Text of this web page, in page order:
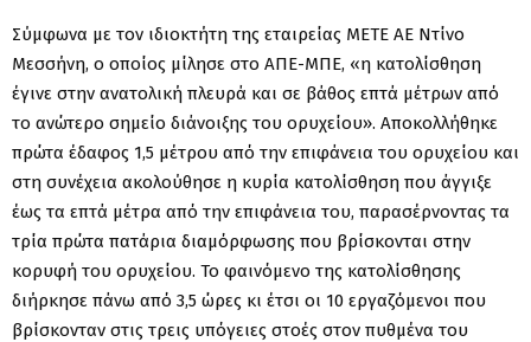
Σύμφωνα με τον ιδιοκτήτη της εταιρείας ΜΕΤΕ ΑΕ Ντίνο
Μεσσήνη, ο οποίος μίλησε στο ΑΠΕ-ΜΠΕ, «η κατολίσθηση
έγινε στην ανατολική πλευρά και σε βάθος επτά μέτρων από
το ανώτερο σημείο διάνοιξης του ορυχείου». Αποκολλήθηκε
πρώτα έδαφος 1,5 μέτρου από την επιφάνεια του ορυχείου και
στη συνέχεια ακολούθησε η κυρία κατολίσθηση που άγγιξε
έως τα επτά μέτρα από την επιφάνεια του, παρασέρνοντας τα
τρία πρώτα πατάρια διαμόρφωσης που βρίσκονται στην
κορυφή του ορυχείου. Το φαινόμενο της κατολίσθησης
διήρκησε πάνω από 3,5 ώρες κι έτσι οι 10 εργαζόμενοι που
βρίσκονταν στις τρεις υπόγειες στοές στον πυθμένα του